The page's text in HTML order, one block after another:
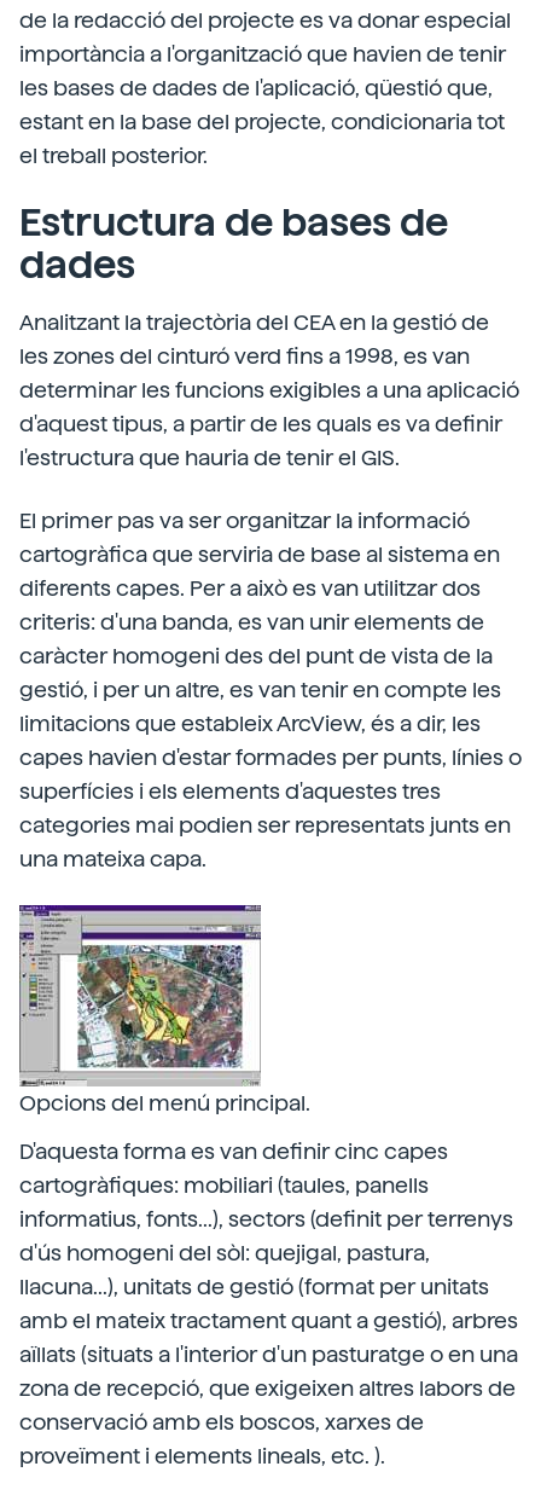
de la redacció del projecte es va donar especial
importància a l'organització que havien de tenir
les bases de dades de l'aplicació, qüestió que,
estant en la base del projecte, condicionaria tot
el treball posterior.
Estructura de bases de
dades
Analitzant la trajectòria del CEA en la gestió de
les zones del cinturó verd fins a 1998, es van
determinar les funcions exigibles a una aplicació
d'aquest tipus, a partir de les quals es va definir
l'estructura que hauria de tenir el GIS.
El primer pas va ser organitzar la informació
cartogràfica que serviria de base al sistema en
diferents capes. Per a això es van utilitzar dos
criteris: d'una banda, es van unir elements de
caràcter homogeni des del punt de vista de la
gestió, i per un altre, es van tenir en compte les
limitacions que estableix ArcView, és a dir, les
capes havien d'estar formades per punts, línies o
superfícies i els elements d'aquestes tres
categories mai podien ser representats junts en
una mateixa capa.
Opcions del menú principal.
D'aquesta forma es van definir cinc capes
cartogràfiques: mobiliari (taules, panells
informatius, fonts...), sectors (definit per terrenys
d'ús homogeni del sòl: quejigal, pastura,
llacuna...), unitats de gestió (format per unitats
amb el mateix tractament quant a gestió), arbres
aïllats (situats a l'interior d'un pasturatge o en una
zona de recepció, que exigeixen altres labors de
conservació amb els boscos, xarxes de
proveïment i elements lineals, etc. ).